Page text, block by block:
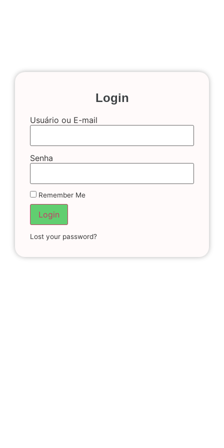
Login
Usuário ou E-mail
Senha
Remember Me
Login
Lost your password?